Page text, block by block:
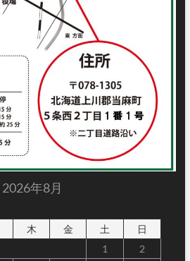
2026年8月
木 金 土
日
1
2